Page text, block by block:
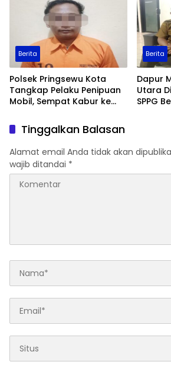
Berita
Polsek Pringsewu Kota
Tangkap Pelaku Penipuan
Mobil, Sempat Kabur ke
Berita
Dapur
Utara
SPPG
Tinggalkan Balasan
Alamat email Anda tidak akan
wajib ditandai *